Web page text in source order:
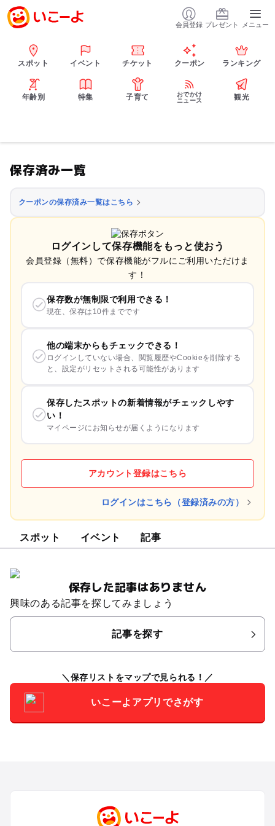
会員登録 プレゼント メニュー
スポット イベント チケット クーポン ランキング
年齢別 特集 子育て
おでかけ
ニュース
観光
保存済み一覧
クーポンの保存済み一覧はこちら
ログインして保存機能をもっと使おう
会員登録（無料）で保存機能がフルにご利用いただけま
す！
保存数が無制限で利用できる！
現在、保存は10件までです
他の端末からもチェックできる！
ログインしていない場合、閲覧履歴やCookieを削除する
と、設定がリセットされる可能性があります
保存したスポットの新着情報がチェックしやす
い！
マイページにお知らせが届くようになります
アカウント登録はこちら
ログインはこちら（登録済みの方）
スポット イベント 記事
保存した記事はありません
興味のある記事を探してみましょう
記事を探す
保存リストをマップで見られる！
いこーよアプリでさがす